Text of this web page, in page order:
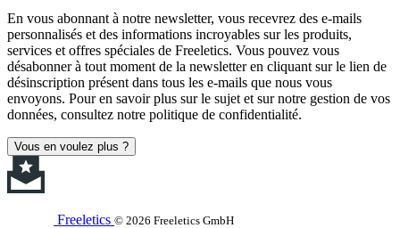
En vous abonnant à notre newsletter, vous recevrez des e-mails
personnalisés et des informations incroyables sur les produits,
services et offres spéciales de Freeletics. Vous pouvez vous
désabonner à tout moment de la newsletter en cliquant sur le lien de
désinscription présent dans tous les e-mails que nous vous
envoyons. Pour en savoir plus sur le sujet et sur notre gestion de vos
données, consultez notre politique de confidentialité.
Vous en voulez plus ?
Freeletics © 2026 Freeletics GmbH